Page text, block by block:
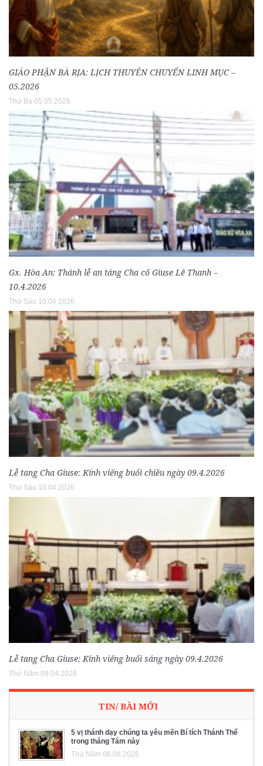
GIÁO PHẬN BÀ RỊA: LỊCH THUYÊN CHUYỂN LINH MỤC –
05.2026
Thứ Ba 05.05.2026
Gx. Hòa An: Thánh lễ an táng Cha cố Giuse Lê Thanh –
10.4.2026
Thứ Sáu 10.04.2026
Lễ tang Cha Giuse: Kính viếng buổi chiều ngày 09.4.2026
Thứ Sáu 10.04.2026
Lễ tang Cha Giuse: Kính viếng buổi sáng ngày 09.4.2026
Thứ Năm 09.04.2026
TIN/ BÀI MỚI
5 vị thánh dạy chúng ta yêu mến Bí tích Thánh Thể
trong tháng Tám này
Thứ Năm 06.08.2026